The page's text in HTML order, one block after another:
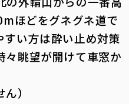
ほどをグネグネ道で
すい方は酔い止め対策
々眺望が開けて車窓か
）